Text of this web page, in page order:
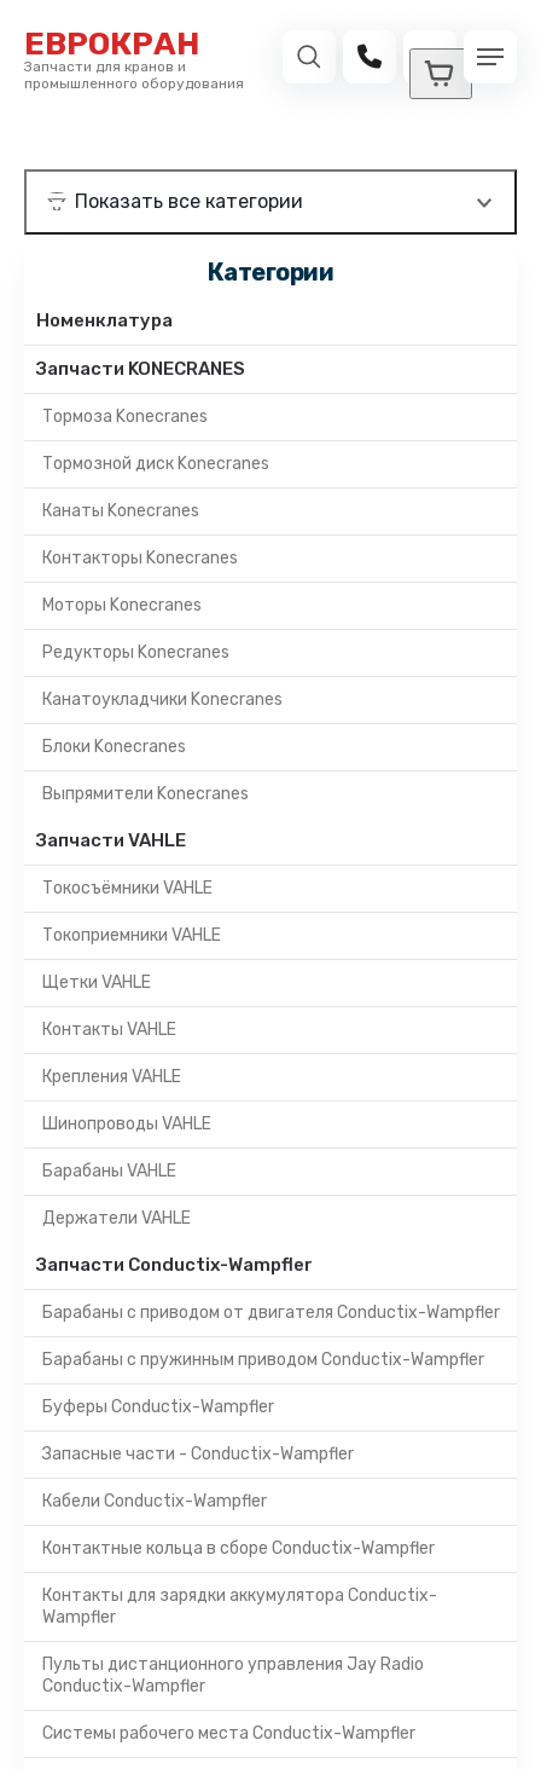
ЕВРОКРАН
Запчасти для кранов и
промышленного оборудования
Категории
Номенклатура
Запчасти KONECRANES
Тормоза Konecranes
Тормозной диск Konecranes
Канаты Konecranes
Контакторы Konecranes
Моторы Konecranes
Редукторы Konecranes
Канатоукладчики Konecranes
Блоки Konecranes
Выпрямители Konecranes
Запчасти VAHLE
Токосъёмники VAHLE
Токоприемники VAHLE
Щетки VAHLE
Контакты VAHLE
Крепления VAHLE
Шинопроводы VAHLE
Барабаны VAHLE
Держатели VAHLE
Запчасти Conductix-Wampfler
Барабаны с приводом от двигателя Conductix-Wampfler
Барабаны с пружинным приводом Conductix-Wampfler
Буферы Conductix-Wampfler
Запасные части - Conductix-Wampfler
Кабели Conductix-Wampfler
Контактные кольца в сборе Conductix-Wampfler
Контакты для зарядки аккумулятора Conductix-
Wampfler
Пульты дистанционного управления Jay Radio
Conductix-Wampfler
Системы рабочего места Conductix-Wampfler